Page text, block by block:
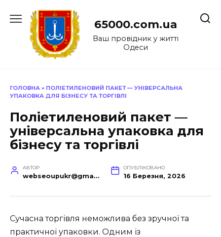
до
65000.com.ua
Ваш провідник у житті
Одеси
ГОЛОВНА » ПОЛІЕТИЛЕНОВИЙ ПАКЕТ — УНІВЕРСАЛЬНА
УПАКОВКА ДЛЯ БІЗНЕСУ ТА ТОРГІВЛІ
Поліетиленовий пакет —
універсальна упаковка для
бізнесу та торгівлі
АВТОР
webseoupukr@gmail.com
ОПУБЛІКОВАНО
16 Березня, 2026
Сучасна торгівля неможлива без зручної та
практичної упаковки. Одним із